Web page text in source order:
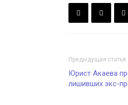
Предыдущая статья
Юрист Акаева
лишивших экс-